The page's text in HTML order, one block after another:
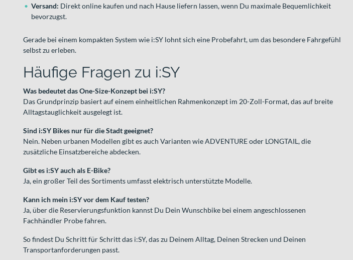
Versand: Direkt online kaufen und nach Hause liefern lassen, wenn Du maximale Bequemlichkeit
bevorzugst.
Gerade bei einem kompakten System wie i:SY lohnt sich eine Probefahrt, um das besondere Fahrgefühl
selbst zu erleben.
Häufige Fragen zu i:SY
Was bedeutet das One-Size-Konzept bei i:SY?
Das Grundprinzip basiert auf einem einheitlichen Rahmenkonzept im 20-Zoll-Format, das auf breite
Alltagstauglichkeit ausgelegt ist.
Sind i:SY Bikes nur für die Stadt geeignet?
Nein. Neben urbanen Modellen gibt es auch Varianten wie ADVENTURE oder LONGTAIL, die
zusätzliche Einsatzbereiche abdecken.
Gibt es i:SY auch als E-Bike?
Ja, ein großer Teil des Sortiments umfasst elektrisch unterstützte Modelle.
Kann ich mein i:SY vor dem Kauf testen?
Ja, über die Reservierungsfunktion kannst Du Dein Wunschbike bei einem angeschlossenen
Fachhändler Probe fahren.
So findest Du Schritt für Schritt das i:SY, das zu Deinem Alltag, Deinen Strecken und Deinen
Transportanforderungen passt.